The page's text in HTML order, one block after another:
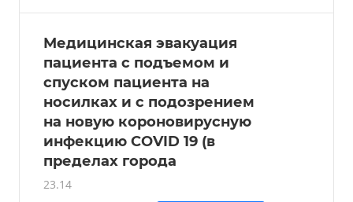
Медицинская эвакуация
пациента с подъемом и
спуском пациента на
носилках и с подозрением
на новую короновирусную
инфекцию COVID 19 (в
пределах города
23.14